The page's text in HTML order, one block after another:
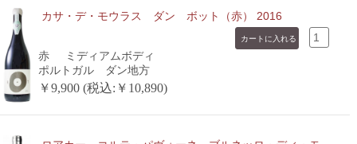
カサ・デ・モウラス ダン ボット（赤） 2016
赤
ミディアムボディ
ポルトガル ダン地方
￥9,900 (税込:￥10,890)